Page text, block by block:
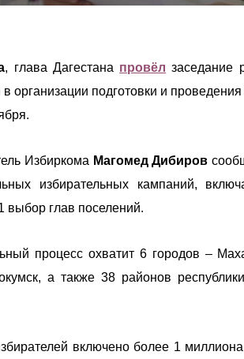
, глава Дагестана провёл заседание
организации подготовки и
Избиркома Магомед Дибиров
избирательных кампаний,
выбор глав поселений.
процесс охватит 6 городов –
а также 38 районов
включено более 1